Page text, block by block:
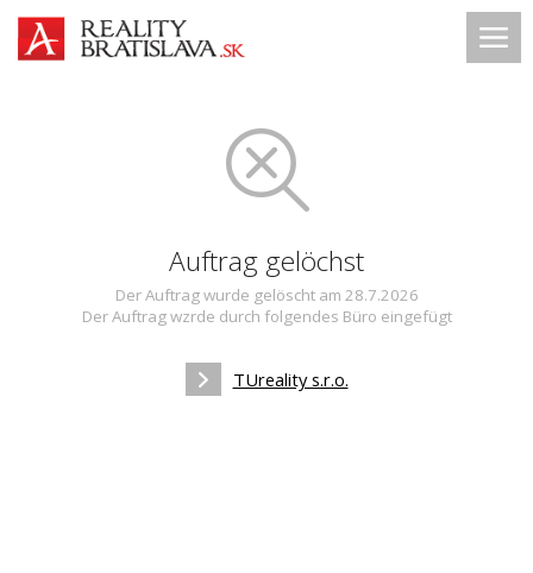
Auftrag gelöchst
Der Auftrag wurde gelöscht am 28.7.2026
Der Auftrag wzrde durch folgendes Büro eingefügt
TUreality s.r.o.